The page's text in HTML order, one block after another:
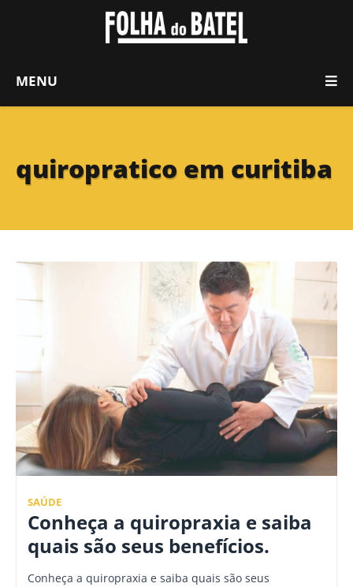
MENU
quiropratico em curitiba
SAÚDE
Conheça a quiropraxia e saiba
quais são seus benefícios.
Conheça a quiropraxia e saiba quais são seus